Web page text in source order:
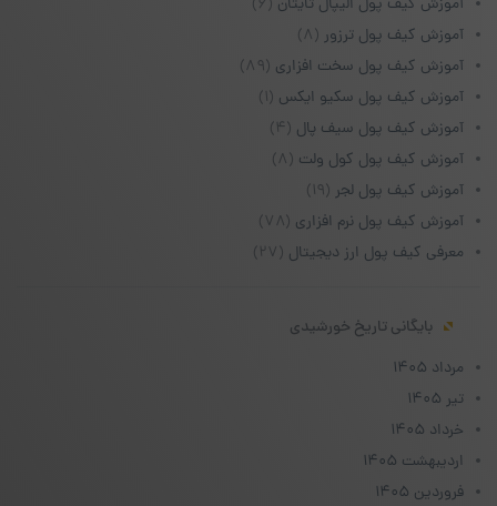
آموزش کیف پول ترزور (۸)
آموزش کیف پول سخت افزاری (۸۹)
آموزش کیف پول سکیو ایکس (۱)
آموزش کیف پول سیف پال (۴)
آموزش کیف پول کول ولت (۸)
آموزش کیف پول لجر (۱۹)
آموزش کیف پول نرم افزاری (۷۸)
معرفی کیف پول ارز دیجیتال (۲۷)
بایگانی تاریخ خورشیدی
مرداد ۱۴۰۵
تیر ۱۴۰۵
خرداد ۱۴۰۵
اردیبهشت ۱۴۰۵
فروردین ۱۴۰۵